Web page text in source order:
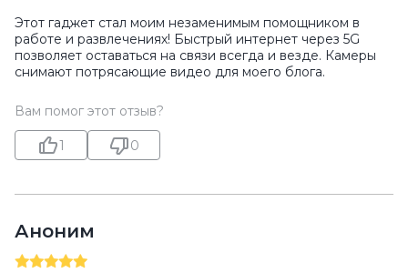
Этот гаджет стал моим незаменимым помощником в
работе и развлечениях! Быстрый интернет через 5G
позволяет оставаться на связи всегда и везде. Камеры
снимают потрясающие видео для моего блога.
Вам помог этот отзыв?
1 0
Аноним